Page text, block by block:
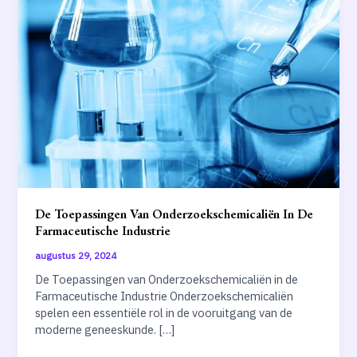
De Toepassingen Van Onderzoekschemicaliën In De
Farmaceutische Industrie
augustus 29, 2024
De Toepassingen van Onderzoekschemicaliën in de
Farmaceutische Industrie Onderzoekschemicaliën
spelen een essentiële rol in de vooruitgang van de
moderne geneeskunde. […]